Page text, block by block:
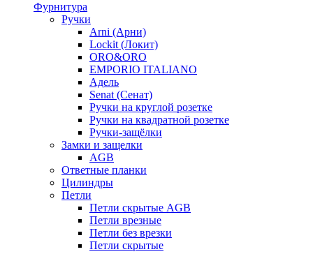
Фурнитура
Ручки
Arni (Арни)
Lockit (Локит)
ORO&ORO
EMPORIO ITALIANO
Адель
Senat (Сенат)
Ручки на круглой розетке
Ручки на квадратной розетке
Ручки-защёлки
Замки и защелки
AGB
Ответные планки
Цилиндры
Петли
Петли скрытые AGB
Петли врезные
Петли без врезки
Петли скрытые